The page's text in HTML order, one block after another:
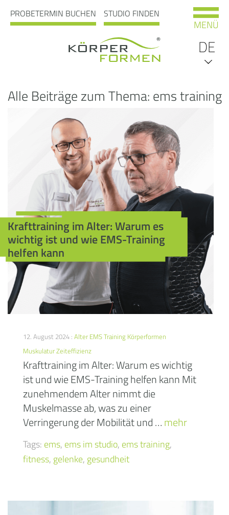
PROBETERMIN BUCHEN STUDIO FINDEN
DE
EN
MENÜ
Alle Beiträge zum Thema: ems training
Krafttraining im Alter: Warum es
wichtig ist und wie EMS-Training
helfen kann
12. August 2024 : Alter EMS Training Körperformen
MuskulaturZeiteffizienz
Krafttraining im Alter: Warum es wichtig
ist und wie EMS-Training helfen kann Mit
zunehmendem Alter nimmt die
Muskelmasse ab, was zu einer
Verringerung der Mobilität und …mehr
Tags: ems, ems im studio, ems training,
fitness, gelenke, gesundheit